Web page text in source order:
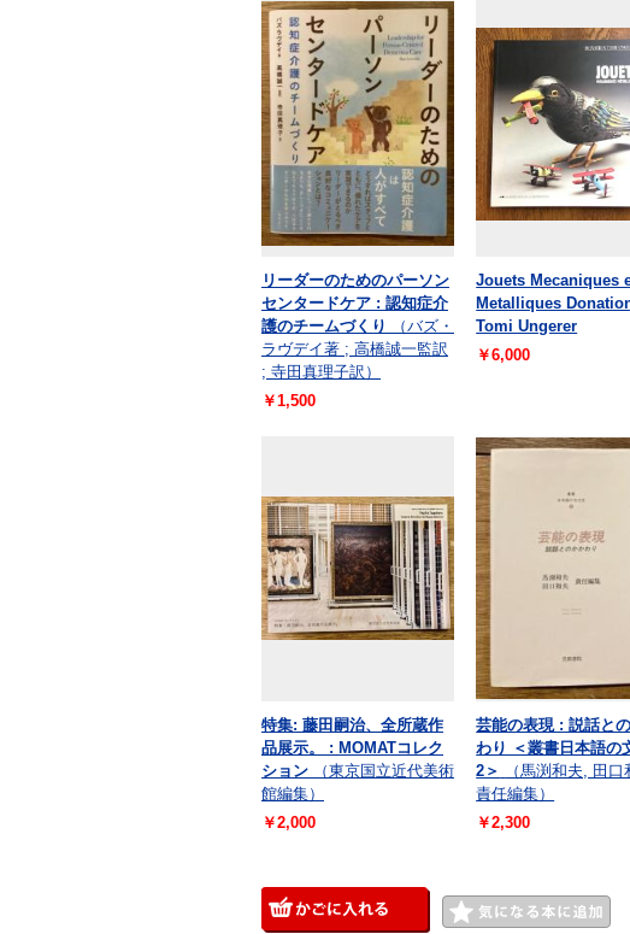
リーダーのためのパーソン
センタードケア : 認知症介
護のチームづくり
（バズ・
ラヴデイ著 ; 高橋誠一監訳
; 寺田真理子訳）
￥1,500
Jouets Mecaniques
Metalliques
Tomi Ungerer
￥6,000
特集: 藤田嗣治、全所蔵作
品展示。 : MOMATコレク
ション
（東京国立近代美術
館編集）
￥2,000
芸能の表現 : 説話と
わり ＜叢書日本語の
2＞
（馬渕和夫, 田口
責任編集）
￥2,300